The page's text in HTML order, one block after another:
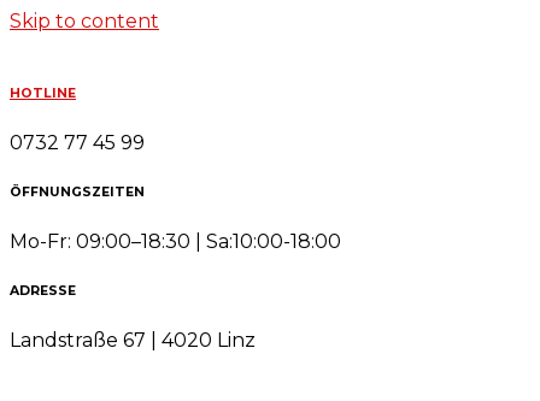
Skip to content
HOTLINE
0732 77 45 99
ÖFFNUNGSZEITEN
Mo-Fr: 09:00–18:30 | Sa:10:00-18:00
ADRESSE
Landstraße 67 | 4020 Linz